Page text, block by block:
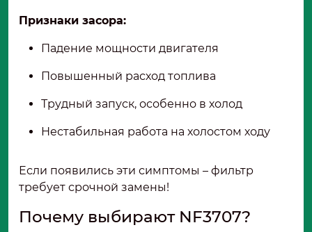
Признаки засора:
Падение мощности двигателя
Повышенный расход топлива
Трудный запуск, особенно в холод
Нестабильная работа на холостом ходу
Если появились эти симптомы – фильтр
требует срочной замены!
Почему выбирают NF3707?